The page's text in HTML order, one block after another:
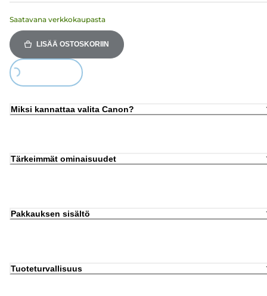
Saatavana verkkokaupasta
LISÄÄ OSTOSKORIIN
Loading...
Miksi kannattaa valita Canon?
Tärkeimmät ominaisuudet
Pakkauksen sisältö
Tuoteturvallisuus